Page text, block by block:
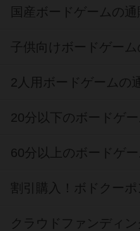
国産ボードゲームの通
子供向けボードゲー
2人用ボードゲームの
20分以下のボードゲ
60分以上のボードゲ
割引購入！ボドクーポ
クラウドファンディ